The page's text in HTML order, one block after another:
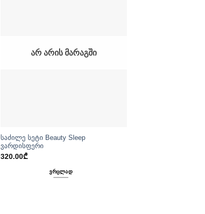
ᲐᲠ ᲐᲠᲘᲡ ᲛᲐᲠᲐᲒᲨᲘ
საძილე სეტი Beauty Sleep
ვარდისფერი
320.00₾
ᲕᲠᲪᲚᲐᲓ